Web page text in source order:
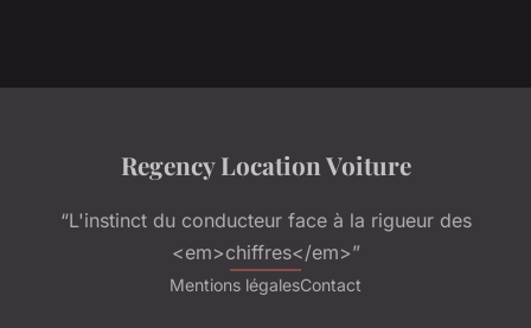
Regency Location Voiture
“L'instinct du conducteur face à la rigueur des
<em>chiffres</em>”
Mentions légalesContact